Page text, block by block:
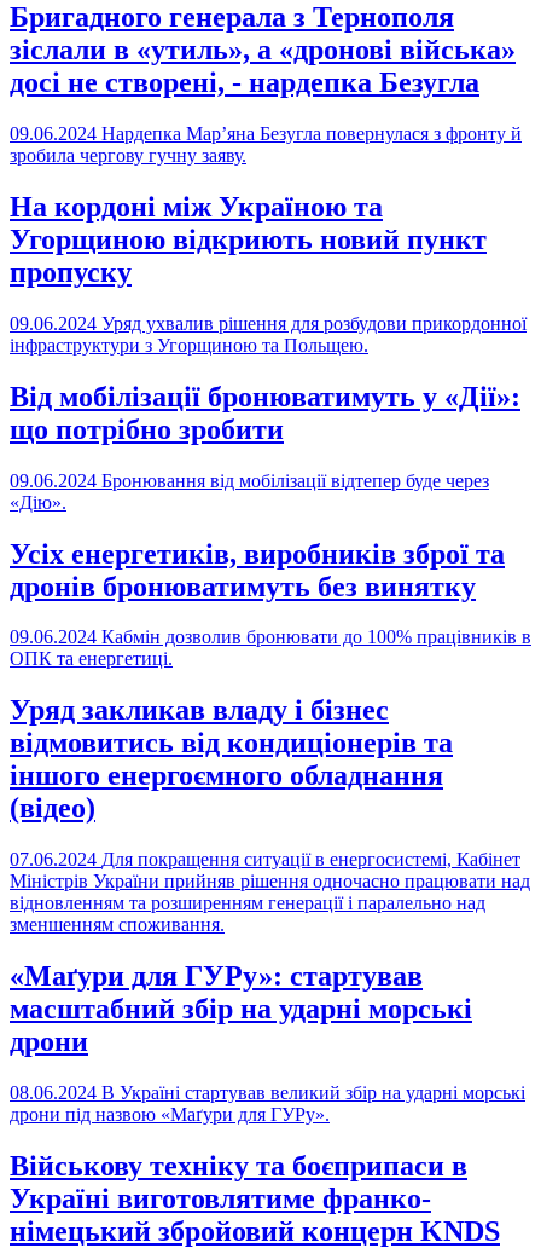
Бригадного генерала з Тернополя
зіслали в «утиль», а «дронові війська»
досі не створені, - нардепка Безугла
09.06.2024 Нардепка Мар’яна Безугла повернулася з фронту й
зробила чергову гучну заяву.
На кордоні між Україною та
Угорщиною відкриють новий пункт
пропуску
09.06.2024 Уряд ухвалив рішення для розбудови прикордонної
інфраструктури з Угорщиною та Польщею.
Від мобілізації бронюватимуть у «Дії»:
що потрібно зробити
09.06.2024 Бронювання від мобілізації відтепер буде через
«Дію».
Усіх енергетиків, виробників зброї та
дронів бронюватимуть без винятку
09.06.2024 Кабмін дозволив бронювати до 100% працівників в
ОПК та енергетиці.
Уряд закликав владу і бізнес
відмовитись від кондиціонерів та
іншого енергоємного обладнання
(відео)
07.06.2024 Для покращення ситуації в енергосистемі, Кабінет
Міністрів України прийняв рішення одночасно працювати над
відновленням та розширенням генерації і паралельно над
зменшенням споживання.
«Маґури для ГУРу»: стартував
масштабний збір на ударні морські
дрони
08.06.2024 В Україні стартував великий збір на ударні морські
дрони під назвою «Маґури для ГУРу».
Військову техніку та боєприпаси в
Україні виготовлятиме франко-
німецький збройовий концерн KNDS